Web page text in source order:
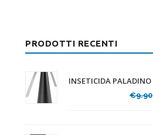
PRODOTTI RECENTI
INSETICIDA PALADINO
€9.90